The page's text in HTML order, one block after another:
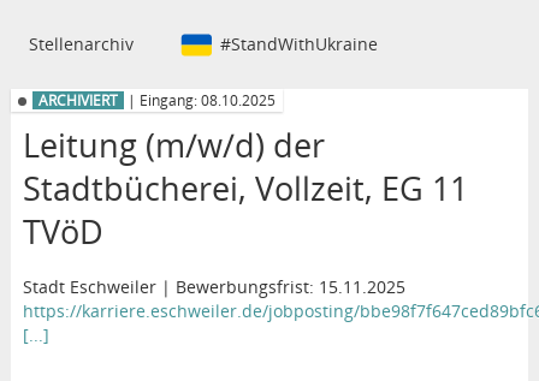
Stellenarchiv #StandWithUkraine
ARCHIVIERT | Eingang: 08.10.2025
Leitung (m/w/d) der
Stadtbücherei, Vollzeit, EG 11
TVöD
Stadt Eschweiler | Bewerbungsfrist: 15.11.2025
https://karriere.eschweiler.de/jobposting/
[...]